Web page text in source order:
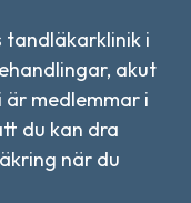
tandläkarklinik i
akut
medlemmar i
du kan dra
när du